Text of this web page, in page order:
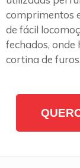
comprimentos
de fácil
fechados, onde
cortina de furos.